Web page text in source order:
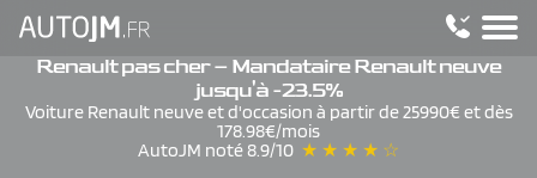
Renault pas cher – Mandataire Renault neuve
jusqu'à -23.5%
Voiture Renault neuve et d'occasion à partir de 25990€ et dès
178.98€/mois
AutoJM noté 8.9/10 ★ ★ ★ ★ ☆